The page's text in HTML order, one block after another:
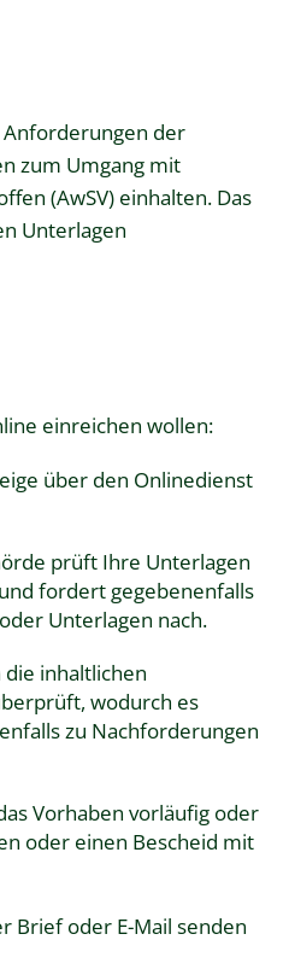
Anforderungen der
zum Umgang mit
(AwSV) einhalten. Das
Unterlagen
einreichen wollen:
über den Onlinedienst
prüft Ihre Unterlagen
fordert gegebenenfalls
Unterlagen nach.
inhaltlichen
wodurch es
zu Nachforderungen
Vorhaben vorläufig oder
oder einen Bescheid mit
Brief oder E-Mail senden